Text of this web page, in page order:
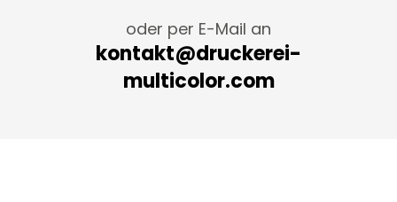
oder per E-Mail an
kontakt@druckerei-
multicolor.com